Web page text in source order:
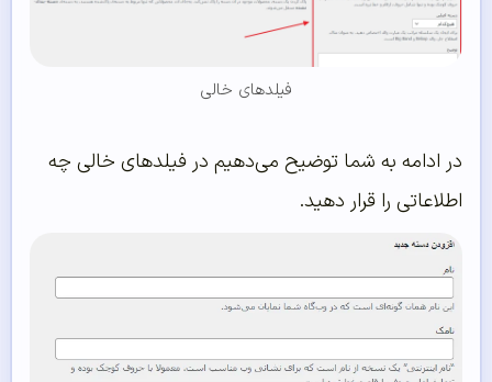
فیلدهای خالی
در ادامه به شما توضیح می‌دهیم در فیلدهای خالی چه
اطلاعاتی را قرار دهید.